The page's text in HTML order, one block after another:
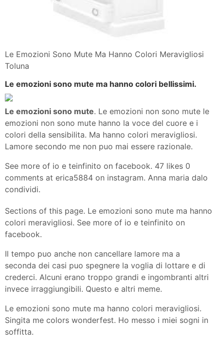
Le Emozioni Sono Mute Ma Hanno Colori Meravigliosi
Toluna
Le emozioni sono mute ma hanno colori bellissimi.
Le emozioni sono mute. Le emozioni non sono mute le
emozioni non sono mute hanno la voce del cuore e i
colori della sensibilita. Ma hanno colori meravigliosi.
Lamore secondo me non puo mai essere razionale.
See more of io e teinfinito on facebook. 47 likes 0
comments at erica5884 on instagram. Anna maria dalo
condividi.
Sections of this page. Le emozioni sono mute ma hanno
colori meravigliosi. See more of io e teinfinito on
facebook.
Il tempo puo anche non cancellare lamore ma a
seconda dei casi puo spegnere la voglia di lottare e di
crederci. Alcuni erano troppo grandi e ingombranti altri
invece irraggiungibili. Questo e altri meme.
Le emozioni sono mute ma hanno colori meravigliosi.
Singita me colors wonderfest. Ho messo i miei sogni in
soffitta.